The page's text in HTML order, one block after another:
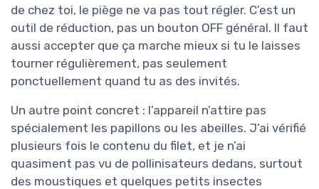
de chez toi, le piège ne va pas tout régler. C’est un
outil de réduction, pas un bouton OFF général. Il faut
aussi accepter que ça marche mieux si tu le laisses
tourner régulièrement, pas seulement
ponctuellement quand tu as des invités.
Un autre point concret : l’appareil n’attire pas
spécialement les papillons ou les abeilles. J’ai vérifié
plusieurs fois le contenu du filet, et je n’ai
quasiment pas vu de pollinisateurs dedans, surtout
des moustiques et quelques petits insectes